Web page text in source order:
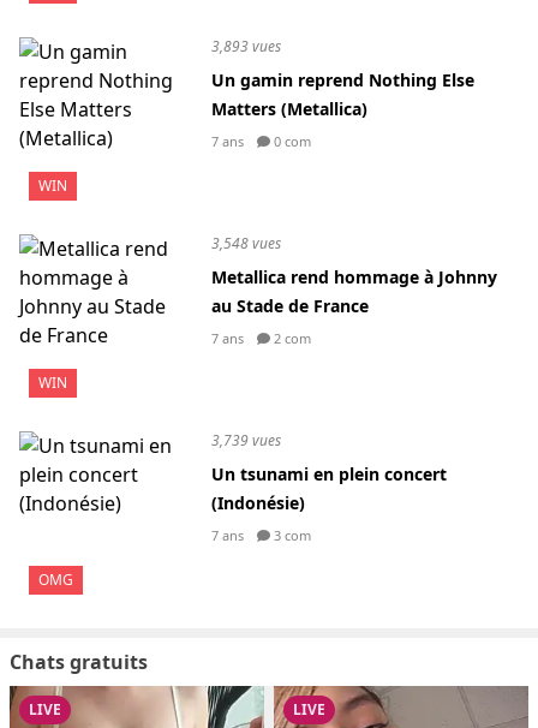
WIN
3,893 vues
Un gamin reprend Nothing Else
Matters (Metallica)
7 ans 0 com
WIN
3,548 vues
Metallica rend hommage à Johnny
au Stade de France
7 ans 2 com
OMG
3,739 vues
Un tsunami en plein concert
(Indonésie)
7 ans 3 com
Chats gratuits